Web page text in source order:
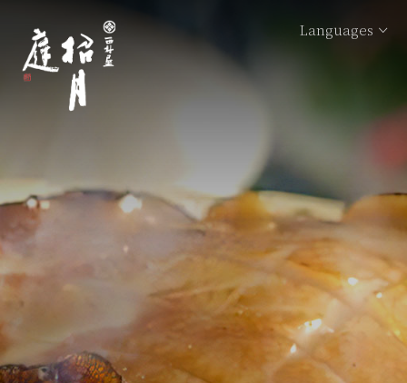
Languages